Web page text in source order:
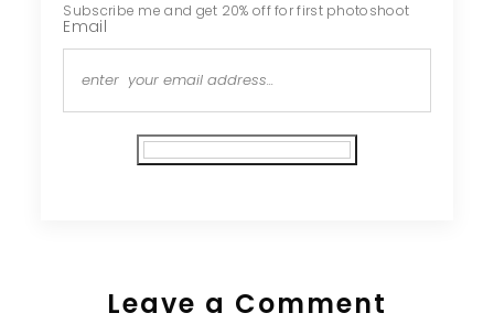
Subscribe me and get 20% off for first photoshoot
Email
Leave a Comment